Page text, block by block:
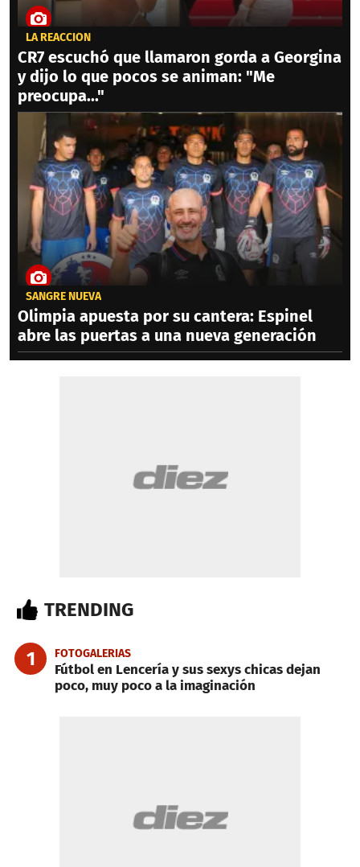
LA REACCIÓN
CR7 escuchó que llamaron gorda a Georgina
y dijo lo que pocos se animan: "Me
preocupa..."
SANGRE NUEVA
Olimpia apuesta por su cantera: Espinel
abre las puertas a una nueva generación
TRENDING
1 FOTOGALERIAS
Fútbol en Lencería y sus sexys chicas dejan
poco, muy poco a la imaginación